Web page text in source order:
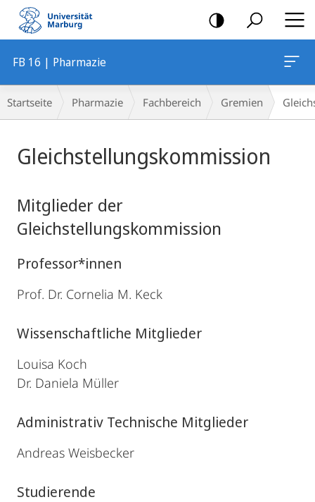
Mobile-
Navigation
FB 16 | Pharmazie
Breadcrumb-
Navigation
Startseite Pharmazie Fachbereich Gremien
Gleichstellungskommission
Mitglieder der
Gleichstellungskommission
Professor*innen
Prof. Dr. Cornelia M. Keck
Wissenschaftliche Mitglieder
Louisa Koch
Dr. Daniela Müller
Administrativ Technische Mitglieder
Andreas Weisbecker
Studierende